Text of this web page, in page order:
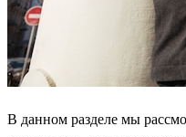
В данном разделе мы